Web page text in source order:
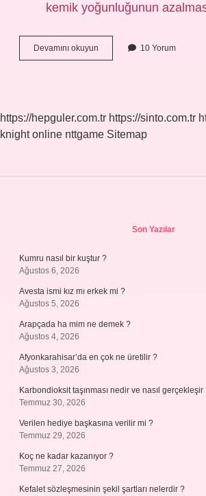
kemik yoğunluğunun
Devamını okuyun Testosteron
Birden
10 Yorum
https://hepguler.com.tr https://sinto.com.tr
knight online nttgame Sitemap
Son Yazılar
Kumru nasıl bir kuştur ?
Ağustos 6, 2026
Avesta ismi kız mı erkek mi ?
Ağustos 5, 2026
Arapçada ha mim ne demek ?
Ağustos 4, 2026
Afyonkarahisar’da en çok ne üretilir ?
Ağustos 3, 2026
Karbondioksit taşınması nedir ve nasıl gerçekleşir
Temmuz 30, 2026
Verilen hediye başkasına verilir mi ?
Temmuz 29, 2026
Koç ne kadar kazanıyor ?
Temmuz 27, 2026
Kefalet sözleşmesinin şekil şartları nelerdir ?